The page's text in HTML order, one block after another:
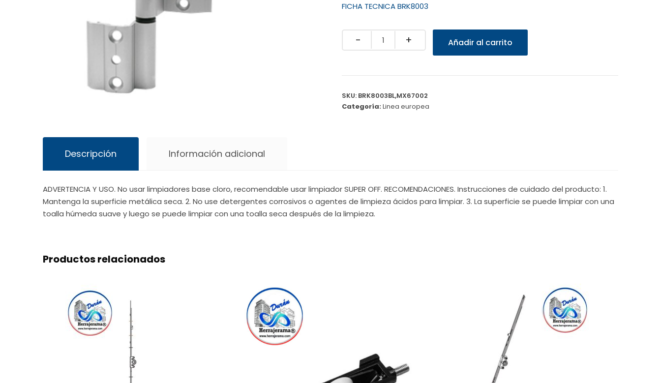
FICHA TECNICA BRK8003
Quantity Añadir al carrito
SKU: BRK8003BL,MX67002
Categoría:Linea europea
Descripción Información adicional
ADVERTENCIA Y USO. No usar limpiadores base cloro, recomendable usar limpiador SUPER OFF. RECOMENDACIONES. Instrucciones de cuidado del producto: 1.
Mantenga la superficie metálica seca. 2. No use detergentes corrosivos o agentes de limpieza ácidos para limpiar. 3. La superficie se puede limpiar con una
toalla húmeda suave y luego se puede limpiar con una toalla seca después de la limpieza.
Productos relacionados